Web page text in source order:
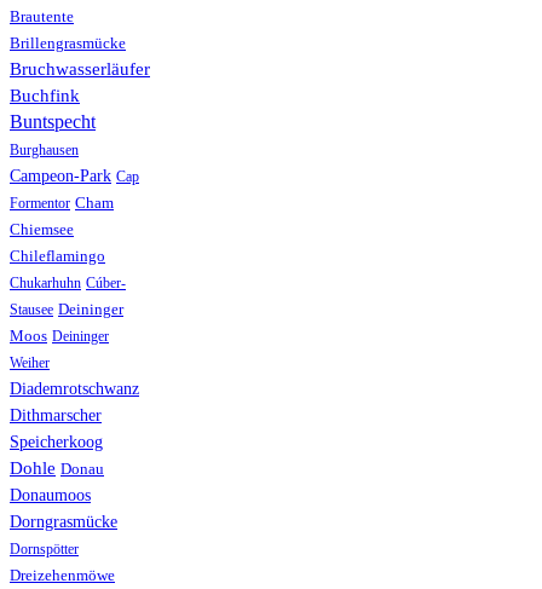
Brautente
Brillengrasmücke
Bruchwasserläufer
Buchfink
Buntspecht
Burghausen
Campeon-Park Cap
Formentor Cham
Chiemsee
Chileflamingo
Chukarhuhn Cúber-
Stausee Deininger
Moos Deininger
Weiher
Diademrotschwanz
Dithmarscher
Speicherkoog
Dohle Donau
Donaumoos
Dorngrasmücke
Dornspötter
Dreizehenmöwe